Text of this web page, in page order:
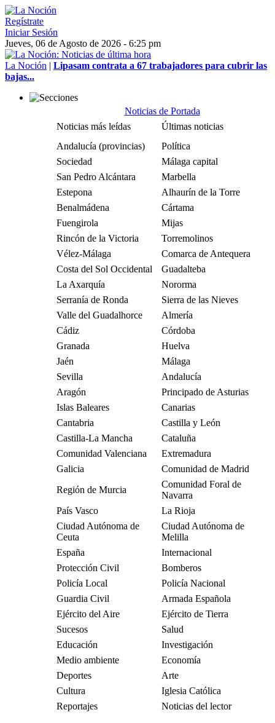
Regístrate
Iniciar Sesión
Jueves, 06 de Agosto de 2026 - 6:25 pm
La Noción | Lipasam contrata a 67 trabajadores para cubrir las
bajas...
Noticias de Portada
Noticias más leídas
Últimas noticias
Andalucía (provincias)
Política
Sociedad
Málaga capital
San Pedro Alcántara
Marbella
Estepona
Alhaurín de la Torre
Benalmádena
Cártama
Fuengirola
Mijas
Rincón de la Victoria
Torremolinos
Vélez-Málaga
Comarca de Antequera
Costa del Sol Occidental
Guadalteba
La Axarquía
Nororma
Serranía de Ronda
Sierra de las Nieves
Valle del Guadalhorce
Almería
Cádiz
Córdoba
Granada
Huelva
Jaén
Málaga
Sevilla
Andalucía
Aragón
Principado de Asturias
Islas Baleares
Canarias
Cantabria
Castilla y León
Castilla-La Mancha
Cataluña
Comunidad Valenciana
Extremadura
Galicia
Comunidad de Madrid
Región de Murcia
Comunidad Foral de
Navarra
País Vasco
La Rioja
Ciudad Autónoma de
Ceuta
Ciudad Autónoma de
Melilla
España
Internacional
Protección Civil
Bomberos
Policía Local
Policía Nacional
Guardia Civil
Armada Española
Ejército del Aire
Ejército de Tierra
Sucesos
Salud
Educación
Investigación
Medio ambiente
Economía
Deportes
Arte
Cultura
Iglesia Católica
Reportajes
Noticias del lector